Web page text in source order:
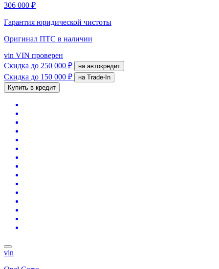
306 000 ₽
Гарантия юридической чистоты
Оригинал ПТС в наличии
vin VIN проверен
Скидка до 250 000 ₽ на автокредит
Скидка до 150 000 ₽
на Trade-In
Купить в кредит
vin